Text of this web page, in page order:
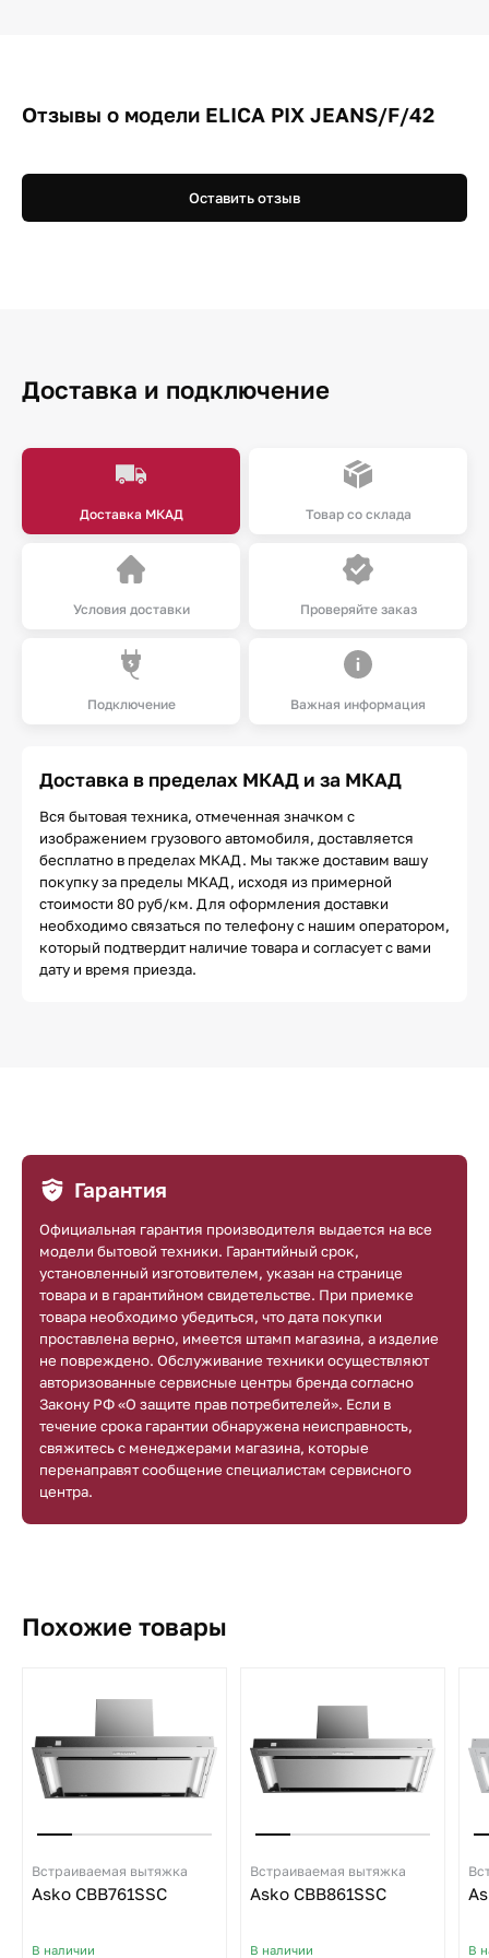
Отзывы о модели ELICA PIX JEANS/F/42
Оставить отзыв
Доставка и подключение
Доставка МКАД Товар со склада
Условия доставки Проверяйте заказ
Подключение Важная информация
Доставка в пределах МКАД и за МКАД
Вся бытовая техника, отмеченная значком с
изображением грузового автомобиля, доставляется
бесплатно в пределах МКАД. Мы также доставим вашу
покупку за пределы МКАД, исходя из примерной
стоимости 80 руб/км. Для оформления доставки
необходимо связаться по телефону с нашим оператором,
который подтвердит наличие товара и согласует с вами
дату и время приезда.
Гарантия
Официальная гарантия производителя выдается на все
модели бытовой техники. Гарантийный срок,
установленный изготовителем, указан на странице
товара и в гарантийном свидетельстве. При приемке
товара необходимо убедиться, что дата покупки
проставлена верно, имеется штамп магазина, а изделие
не повреждено. Обслуживание техники осуществляют
авторизованные сервисные центры бренда согласно
Закону РФ «О защите прав потребителей». Если в
течение срока гарантии обнаружена неисправность,
свяжитесь с менеджерами магазина, которые
перенаправят сообщение специалистам сервисного
центра.
Похожие товары
Встраиваемая вытяжка
Asko CBB761SSC
В наличии
Встраиваемая вытяжка
Asko CBB861SSC
В наличии В